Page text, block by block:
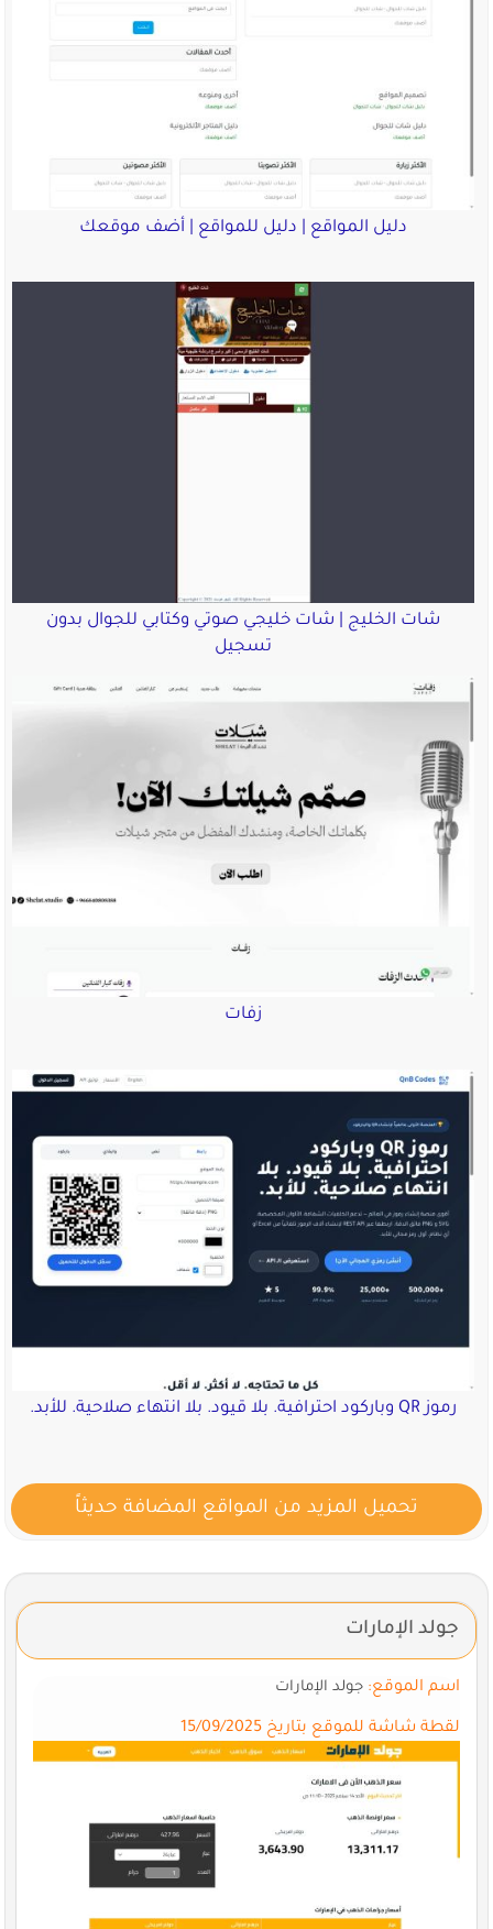
دليل المواقع | دليل للمواقع | أضف موقعك
شات الخليج | شات خليجي صوتي وكتابي للجوال بدون
تسجيل
زفات
رموز QR وباركود احترافية. بلا قيود. بلا انتهاء صلاحية. للأبد.
تحميل المزيد من المواقع المضافة حديثاً
جولد الإمارات
اسم الموقع:جولد الإمارات
لقطة شاشة للموقع بتاريخ 15/09/2025